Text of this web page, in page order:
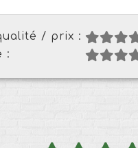
/ prix :
: